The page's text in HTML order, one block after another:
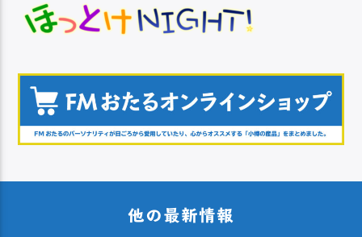
他の最新情報